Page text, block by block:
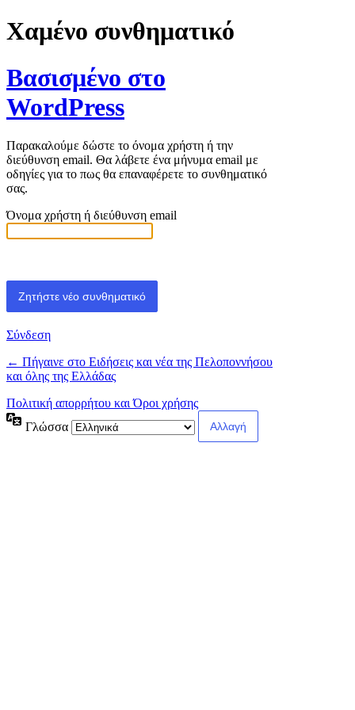
Χαμένο συνθηματικό
Βασισμένο στο
WordPress
Παρακαλούμε δώστε το όνομα χρήστη ή την
διεύθυνση email. Θα λάβετε ένα μήνυμα email με
οδηγίες για το πως θα επαναφέρετε το συνθηματικό
σας.
Όνομα χρήστη ή διεύθυνση email
Σύνδεση
← Πήγαινε στο Ειδήσεις και νέα της Πελοποννήσου
και όλης της Ελλάδας
Πολιτική απορρήτου και Όροι χρήσης
Γλώσσα